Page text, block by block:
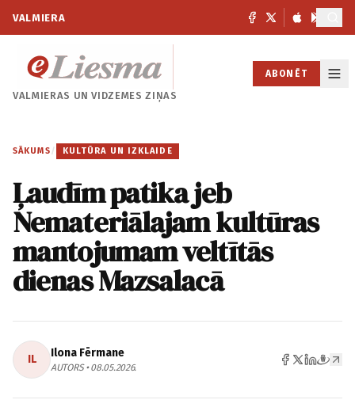
VALMIERA
VALMIERAS UNVIDZEMES ZIŅAS
ABONĒT
SĀKUMS / KULTŪRA UN IZKLAIDE
Ļaudīm patika jeb
Nemateriālajam kultūras
mantojumam veltītās
dienas Mazsalacā
IL Ilona Fērmane
AUTORS • 08.05.2026.